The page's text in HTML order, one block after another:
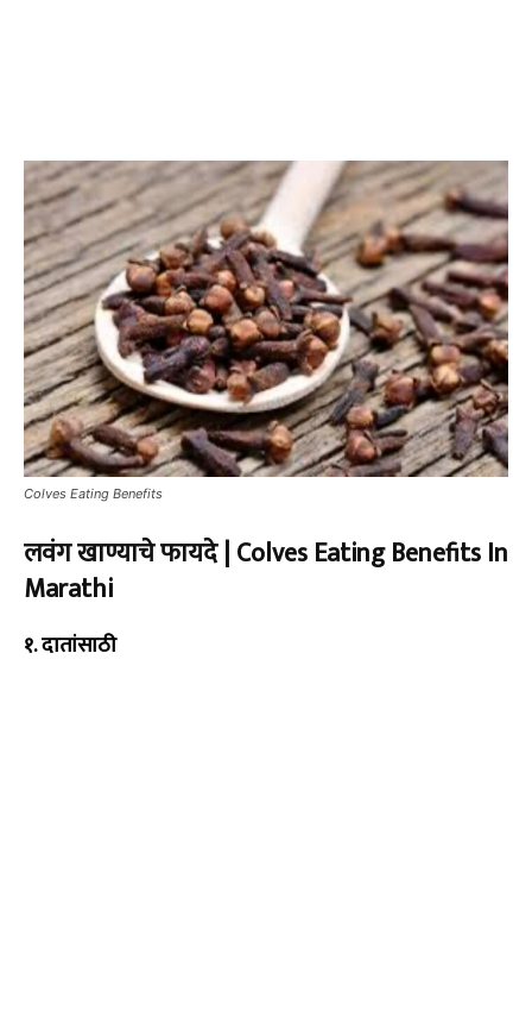
Colves Eating Benefits
लवंग खाण्याचे फायदे |Colves Eating Benefits In
Marathi
१.दातांसाठी